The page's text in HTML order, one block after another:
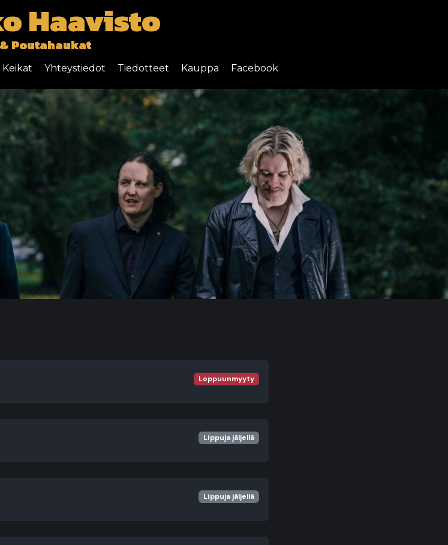
Haavisto
& Poutahaukat
Keikat Yhteystiedot Tiedotteet Kauppa Facebook
Loppuunmyyty
Lippuja jäljellä
Lippuja jäljellä